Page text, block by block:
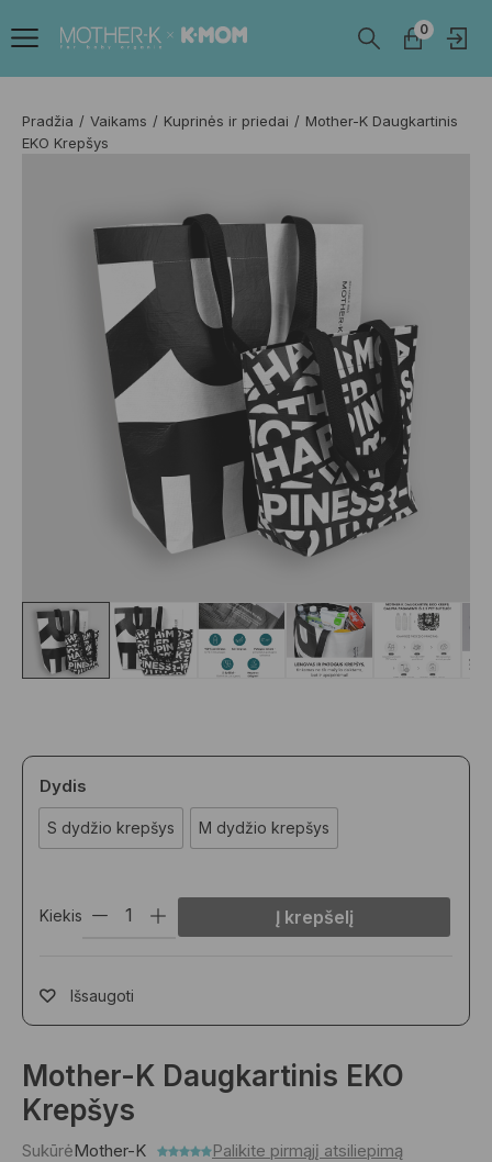
0
Pradžia Vaikams Kuprinės ir priedai
Mother-K Daugkartinis
EKO Krepšys
Mother-K Daugkartinis EKO
Krepšys
SukūrėMother-K Palikite pirmąjį atsiliepimą
Dydis
S dydžio krepšys M dydžio krepšys
Kiekis Į krepšelį
Išsaugoti